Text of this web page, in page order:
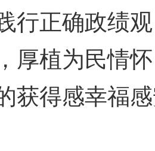
行正确政绩
厚植为民情
得感幸福感